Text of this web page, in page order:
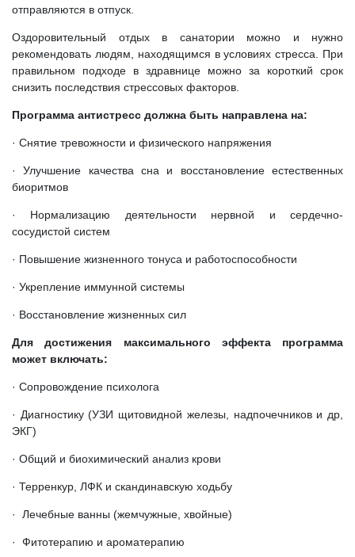
отправляются в отпуск.
Оздоровительный отдых в санатории можно и нужно
рекомендовать людям, находящимся в условиях стресса. При
правильном подходе в здравнице можно за короткий срок
снизить последствия стрессовых факторов.
Программа антистресс должна быть направлена на:
· Снятие тревожности и физического напряжения
· Улучшение качества сна и восстановление естественных
биоритмов
· Нормализацию деятельности нервной и сердечно-
сосудистой систем
· Повышение жизненного тонуса и работоспособности
· Укрепление иммунной системы
· Восстановление жизненных сил
Для достижения максимального эффекта программа
может включать:
· Сопровождение психолога
· Диагностику (УЗИ щитовидной железы, надпочечников и др,
ЭКГ)
· Общий и биохимический анализ крови
· Терренкур, ЛФК и скандинавскую ходьбу
· Лечебные ванны (жемчужные, хвойные)
· Фитотерапию и ароматерапию